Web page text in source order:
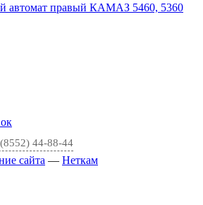
автомат правый КАМАЗ 5460, 5360
44-88-44
сайта — Неткам